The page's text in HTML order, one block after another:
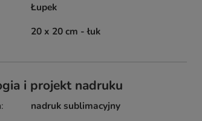
Łupek
20 x 20 cm - łuk
i projekt nadruku
nadruk sublimacyjny